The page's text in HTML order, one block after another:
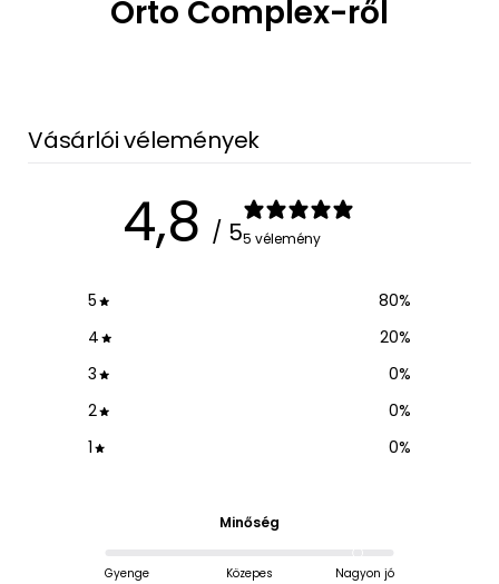
Orto Complex-ről
Vásárlói vélemények
4,8 / 55 vélemény
5 80%
4
20%
3
0%
2
0%
1
0%
Minőség
Gyenge Közepes Nagyon jó